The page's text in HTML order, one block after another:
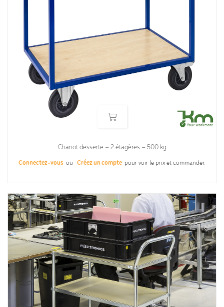
Chariot desserte – 2 étagères – 500 kg
Connectez-vous ou Créez un compte pour voir le prix et commander.